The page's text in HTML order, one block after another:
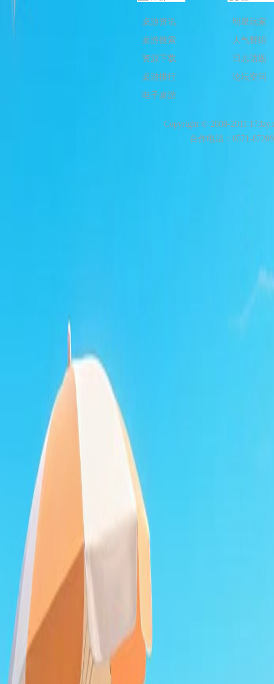
桌游资讯
桌游搜索
资源下载
桌游排行
电子桌游
明星玩家
人气群组
日志话题
论坛空间
Copyright © 2008-2011
合作电话：0571-